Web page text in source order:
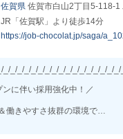
￣￣￣￣
でなく、アルバイトの方も
ます！
いただくだけですぐにご利用
＝＝＝＝＝＝＝＝＝＝
を受付中！―◆◆
を持ってくださった方や
佐賀県佐賀市白山2丁目5-118-1
JR「佐賀駅」より徒歩14分
https://job-chocolat.jp/saga/
_/_/_/_/_/_/_/_/_/_/_/_/_/_/_/_/_/
に伴い採用強化中！／
働きやすさ抜群の環境で